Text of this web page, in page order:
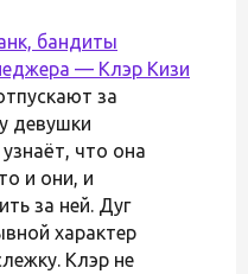
бандиты
— Клэр Кизи
за
девушки
что она
и они, и
за ней. Дуг
характер
Клэр не